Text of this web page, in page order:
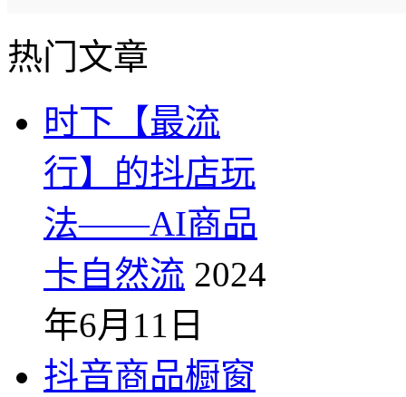
热门文章
时下【最流
行】的抖店玩
法——AI商品
卡自然流 2024
年6月11日
抖音商品橱窗